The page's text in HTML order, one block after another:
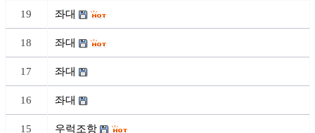
19 좌대
18 좌대
17 좌대
16 좌대
15 우럭조항